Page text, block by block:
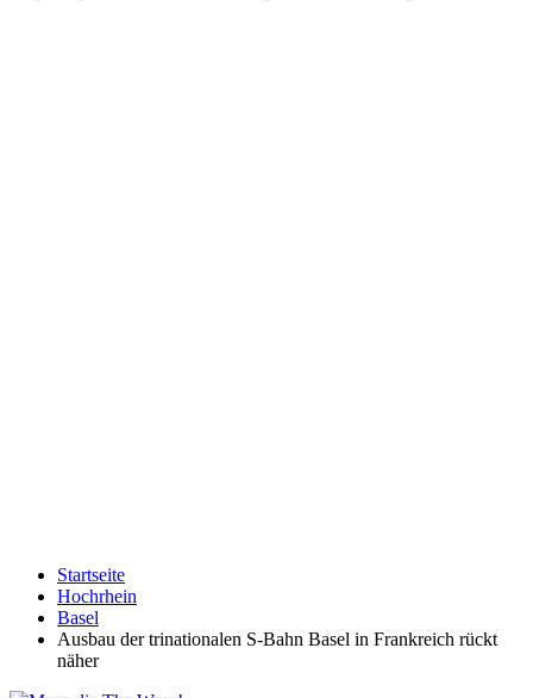
Startseite
Hochrhein
Basel
Ausbau der trinationalen S-Bahn Basel in Frankreich rückt
näher